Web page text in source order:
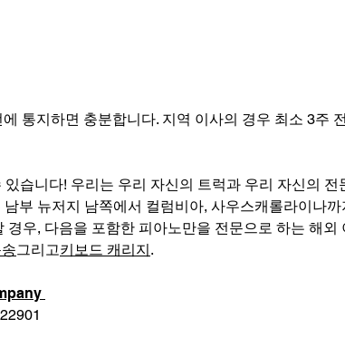
통지하면 충분합니다. 지역 이사의 경우 최소 3주
습니다! 우리는 우리 자신의 트럭과 우리 자신의
부 뉴저지 남쪽에서 컬럼비아, 사우스캐롤라이나
경우, 다음을 포함한 피아노만을 전문으로 하는 해
그리고키보드 캐리지 .